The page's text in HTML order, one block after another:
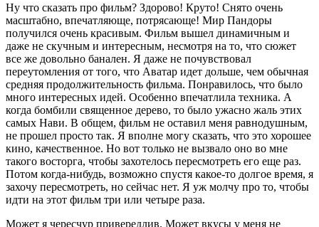
Ну что сказать про фильм? Здорово! Круто! Снято очень
масштабно, впечатляюще, потрясающе! Мир Пандоры
получился очень красивым. Фильм вышел динамичным и
даже не скучным и интересным, несмотря на то, что сюжет
все же довольно банален. Я даже не почувствовал
переутомления от того, что Аватар идет дольше, чем обычная
средняя продолжительность фильма. Понравилось, что было
много интересных идей. Особенно впечатлила техника. А
когда бомбили священное дерево, то было ужасно жаль этих
самых Нави. В общем, фильм не оставил меня равнодушным,
не прошел просто так. Я вполне могу сказать, что это хорошее
кино, качественное. Но вот только не вызвало оно во мне
такого восторга, чтобы захотелось пересмотреть его еще раз.
Потом когда-нибудь, возможно спустя какое-то долгое время, я
захочу пересмотреть, но сейчас нет. Я уж молчу про то, чтобы
идти на этот фильм три или четыре раза.
Может я чересчур привередлив. Может вкусы у меня не